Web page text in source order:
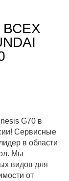
ВСЕХ
G70 в
Сервисные
в области
Мы
видов для
от